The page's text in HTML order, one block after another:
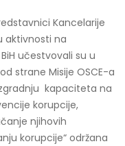
Kancelarije
aktivnosti na
učestvovali su u
strane Misije OSCE-a
kapaciteta na
korupcije,
njihovih
korupcije“ održana